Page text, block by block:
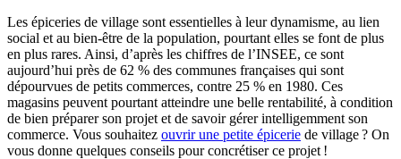
Les épiceries de village sont essentielles à leur dynamisme, au lien
social et au bien-être de la population, pourtant elles se font de plus
en plus rares. Ainsi, d’après les chiffres de l’INSEE, ce sont
aujourd’hui près de 62 % des communes françaises qui sont
dépourvues de petits commerces, contre 25 % en 1980. Ces
magasins peuvent pourtant atteindre une belle rentabilité, à condition
de bien préparer son projet et de savoir gérer intelligemment son
commerce. Vous souhaitez ouvrir une petite épicerie de village ? On
vous donne quelques conseils pour concrétiser ce projet !